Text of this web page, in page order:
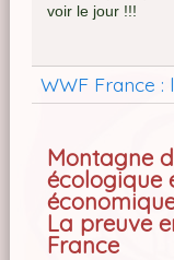
voir le jour !!!
WWF France
Montagne
écologique
La preuve
France